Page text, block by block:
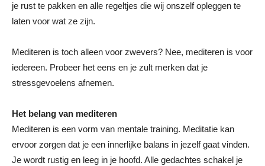
je rust te pakken en alle regeltjes die wij onszelf opleggen te
laten voor wat ze zijn.
Mediteren is toch alleen voor zwevers? Nee, mediteren is voor
iedereen. Probeer het eens en je zult merken dat je
stressgevoelens afnemen.
Het belang van mediteren
Mediteren is een vorm van mentale training. Meditatie kan
ervoor zorgen dat je een innerlijke balans in jezelf gaat vinden.
Je wordt rustig en leeg in je hoofd. Alle gedachtes schakel je